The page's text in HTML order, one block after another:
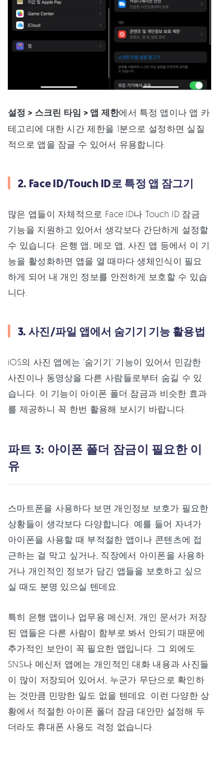
설정 > 스크린 타임 > 앱 제한에서 특정 앱이나 앱 카
테고리에 대한 시간 제한을 1분으로 설정하면 실질
적으로 앱을 잠글 수 있어서 유용합니다.
2. Face ID/Touch ID로 특정 앱 잠그기
많은 앱들이 자체적으로 Face ID나 Touch ID 잠금
기능을 지원하고 있어서 생각보다 간단하게 설정할
수 있습니다. 은행 앱, 메모 앱, 사진 앱 등에서 이 기
능을 활성화하면 앱을 열 때마다 생체인식이 필요
하게 되어 내 개인 정보를 안전하게 보호할 수 있습
니다.
3. 사진/파일 앱에서 숨기기 기능 활용법
iOS의 사진 앱에는 '숨기기' 기능이 있어서 민감한
사진이나 동영상을 다른 사람들로부터 숨길 수 있
습니다. 이 기능이 아이폰 폴더 잠금과 비슷한 효과
를 제공하니 꼭 한번 활용해 보시기 바랍니다.
파트 3: 아이폰 폴더 잠금이 필요한 이
유
스마트폰을 사용하다 보면 개인정보 보호가 필요한
상황들이 생각보다 다양합니다. 예를 들어 자녀가
아이폰을 사용할 때 부적절한 앱이나 콘텐츠에 접
근하는 걸 막고 싶거나, 직장에서 아이폰을 사용하
거나 개인적인 정보가 담긴 앱들을 보호하고 싶으
실 때도 분명 있으실 텐데요.
특히 은행 앱이나 업무용 메신저, 개인 문서가 저장
된 앱들은 다른 사람이 함부로 봐서 안되기 때문에
추가적인 보안이 꼭 필요한 앱입니다. 그 외에도
SNS나 메신저 앱에는 개인적인 대화 내용과 사진들
이 많이 저장되어 있어서, 누군가 무단으로 확인하
는 것만큼 민망한 일도 없을 텐데요. 이런 다양한 상
황에서 적절한 아이폰 폴더 잠금 대안만 설정해 두
더라도 휴대폰 사용도 걱정 없습니다.